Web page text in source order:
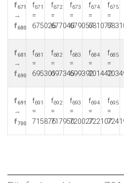
f671
→
f680
f671
=
675026
f672
=
677040
f673
=
679057
f674
=
681077
f675
=
f681
→
f690
f681
=
695301
f682
=
697345
f683
=
699392
f684
=
701442
f685
=
f691
→
f700
f691
=
715876
f692
=
717950
f693
=
720027
f694
=
722107
f695
=